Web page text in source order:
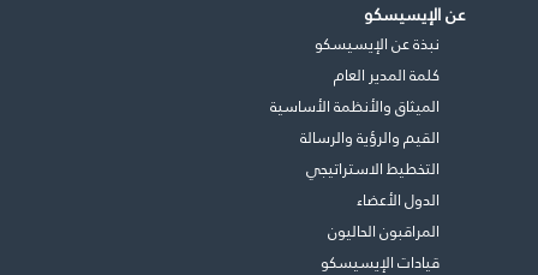
عن الإيسيسكو
نبذة عن الإيسيسكو
كلمة المدير العام
الميثاق والأنظمة الأساسية
القيم والرؤية والرسالة
التخطيط الاستراتيجي
الدول الأعضاء
المراقبون الحاليون
قيادات الإيسيسكو